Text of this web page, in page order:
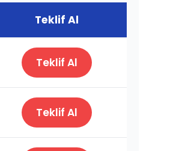
Teklif Al
Teklif Al
Teklif Al